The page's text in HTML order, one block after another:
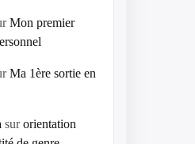
Mon premier
Ma 1ère sortie en
surorientation